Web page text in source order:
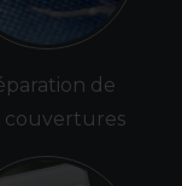
de
couvertures